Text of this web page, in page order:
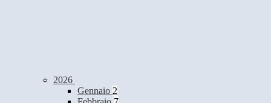
2026
Gennaio 2